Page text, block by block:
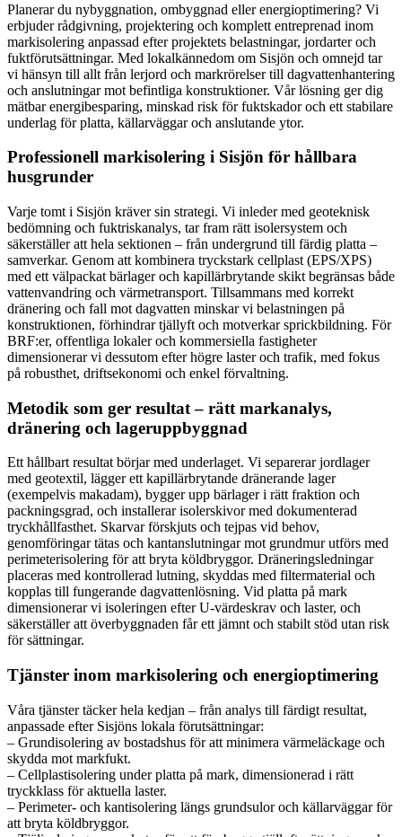
Planerar du nybyggnation, ombyggnad eller energioptimering? Vi
erbjuder rådgivning, projektering och komplett entreprenad inom
markisolering anpassad efter projektets belastningar, jordarter och
fuktförutsättningar. Med lokalkännedom om Sisjön och omnejd tar
vi hänsyn till allt från lerjord och markrörelser till dagvattenhantering
och anslutningar mot befintliga konstruktioner. Vår lösning ger dig
mätbar energibesparing, minskad risk för fuktskador och ett stabilare
underlag för platta, källarväggar och anslutande ytor.
Professionell markisolering i Sisjön för hållbara
husgrunder
Varje tomt i Sisjön kräver sin strategi. Vi inleder med geoteknisk
bedömning och fuktriskanalys, tar fram rätt isolersystem och
säkerställer att hela sektionen – från undergrund till färdig platta –
samverkar. Genom att kombinera tryckstark cellplast (EPS/XPS)
med ett välpackat bärlager och kapillärbrytande skikt begränsas både
vattenvandring och värmetransport. Tillsammans med korrekt
dränering och fall mot dagvatten minskar vi belastningen på
konstruktionen, förhindrar tjällyft och motverkar sprickbildning. För
BRF:er, offentliga lokaler och kommersiella fastigheter
dimensionerar vi dessutom efter högre laster och trafik, med fokus
på robusthet, driftsekonomi och enkel förvaltning.
Metodik som ger resultat – rätt markanalys,
dränering och lageruppbyggnad
Ett hållbart resultat börjar med underlaget. Vi separerar jordlager
med geotextil, lägger ett kapillärbrytande dränerande lager
(exempelvis makadam), bygger upp bärlager i rätt fraktion och
packningsgrad, och installerar isolerskivor med dokumenterad
tryckhållfasthet. Skarvar förskjuts och tejpas vid behov,
genomföringar tätas och kantanslutningar mot grundmur utförs med
perimeterisolering för att bryta köldbryggor. Dräneringsledningar
placeras med kontrollerad lutning, skyddas med filtermaterial och
kopplas till fungerande dagvattenlösning. Vid platta på mark
dimensionerar vi isoleringen efter U-värdeskrav och laster, och
säkerställer att överbyggnaden får ett jämnt och stabilt stöd utan risk
för sättningar.
Tjänster inom markisolering och energioptimering
Våra tjänster täcker hela kedjan – från analys till färdigt resultat,
anpassade efter Sisjöns lokala förutsättningar:
– Grundisolering av bostadshus för att minimera värmeläckage och
skydda mot markfukt.
– Cellplastisolering under platta på mark, dimensionerad i rätt
tryckklass för aktuella laster.
– Perimeter- och kantisolering längs grundsulor och källarväggar för
att bryta köldbryggor.